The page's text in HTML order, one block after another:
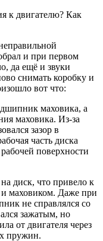
к двигателю? Как
и при первом
да ещё и звуки
снимать коробку и
вот что:
маховика, а
маховика. Из-за
зазор в
часть диска
поверхности
диск, что привело к
и маховиком. Даже при
не справлялся со
зажатым, но
от двигателя через
пружин.